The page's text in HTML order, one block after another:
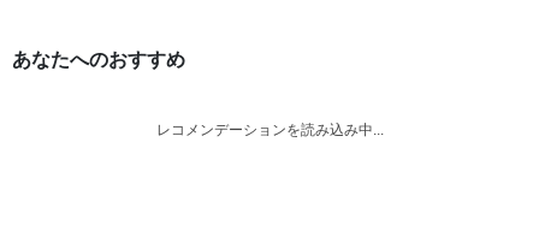
あなたへのおすすめ
レコメンデーションを読み込み中...